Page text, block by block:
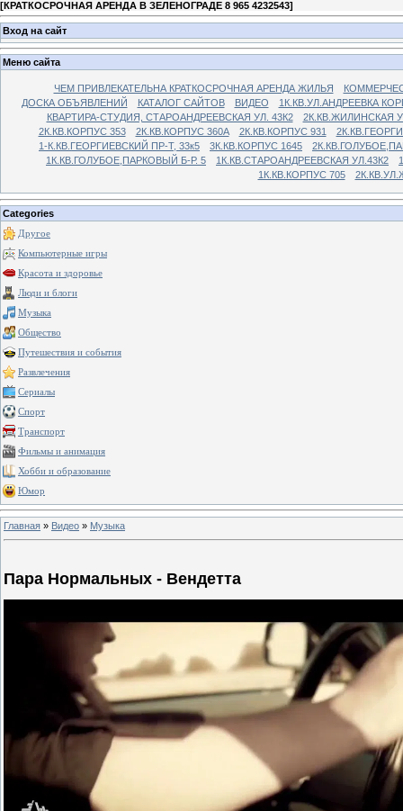
[КРАТКОСРОЧНАЯ АРЕНДА В ЗЕЛЕНОГРАДЕ 8 965 4232543]
Вход на сайт
Меню сайта
ЧЕМ ПРИВЛЕКАТЕЛЬНА КРАТКОСРОЧНАЯ АРЕНДА ЖИЛЬЯ
ДОСКА ОБЪЯВЛЕНИЙ
КАТАЛОГ САЙТОВ ВИДЕО
1К.КВ.УЛ.АНДРЕЕВКА
КВАРТИРА-СТУДИЯ, СТАРОАНДРЕЕВСКАЯ УЛ. 43К2
2К.КВ.ЖИЛИНСКАЯ
2К.КВ.КОРПУС 353
2К.КВ.КОРПУС 360А 2К.КВ.КОРПУС 931
1-К.КВ.ГЕОРГИЕВСКИЙ ПР-Т, 33к5
3К.КВ.КОРПУС 1645
1К.КВ.ГОЛУБОЕ,ПАРКОВЫЙ Б-Р. 5
1К.КВ.СТАРОАНДРЕЕВСКАЯ УЛ.43К2
1К.КВ.КОРПУС 705
Categories
Другое
Компьютерные игры
Красота и здоровье
Люди и блоги
Музыка
Общество
Путешествия и события
Развлечения
Сериалы
Спорт
Транспорт
Фильмы и анимация
Хобби и образование
Юмор
Главная » Видео » Музыка
Пара Нормальных - Вендетта